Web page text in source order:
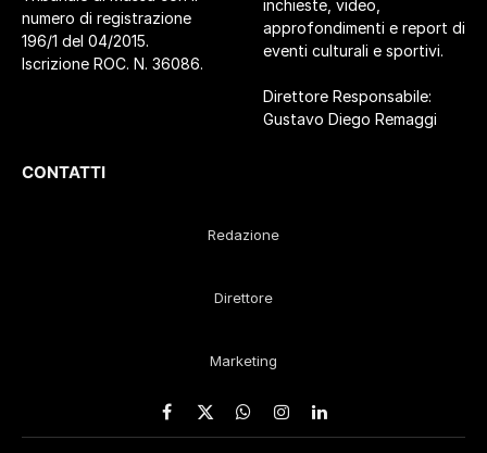
numero di registrazione
196/1 del 04/2015.
Iscrizione ROC. N. 36086.
inchieste, video,
approfondimenti e report di
eventi culturali e sportivi.
Direttore Responsabile:
Gustavo Diego Remaggi
CONTATTI
Redazione
Direttore
Marketing
Facebook
X
WhatsApp
Instagram
LinkedIn